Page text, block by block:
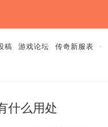
稿 游戏论坛 传奇新服表
什么用处